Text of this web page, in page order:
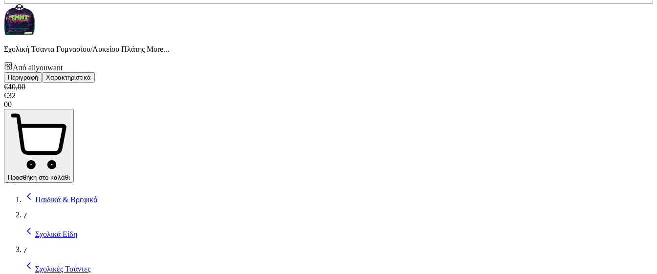
Σχολική Τσαντα Γυμνασίου/Λυκείου Πλάτης More...
Από allyouwant
Περιγραφή Χαρακτηριστικά
€40,00
€32
00
Προσθήκη στο καλάθι
Παιδικά & Βρεφικά
/
Σχολικά Είδη
/
Σχολικές Τσάντες